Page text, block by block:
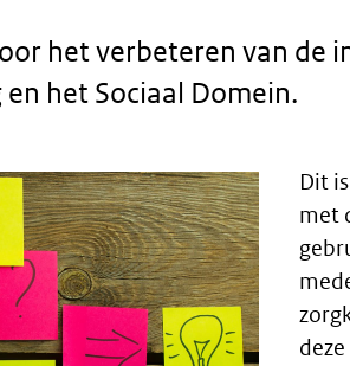
het verbeteren van de
het Sociaal Domein.
Dit
met